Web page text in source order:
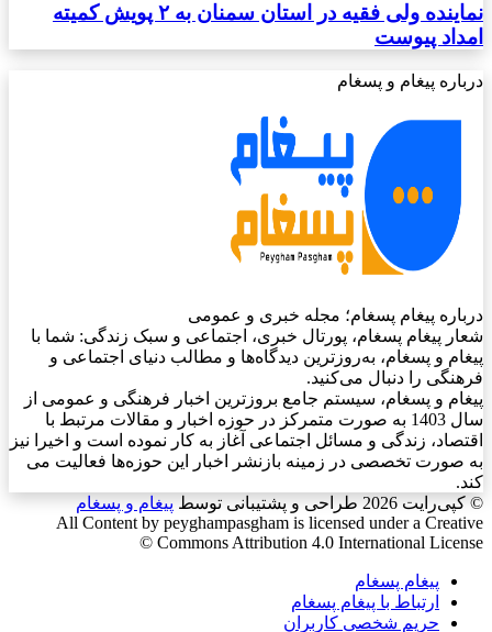
نماینده ولی فقیه در استان سمنان به ۲ پویش کمیته
امداد پیوست
درباره پیغام و پسغام
درباره پیغام پسغام؛ مجله خبری و عمومی
شعار پیغام پسغام، پورتال خبری، اجتماعی و سبک زندگی: شما با
پیغام و پسغام، به‌روزترین دیدگاه‌ها و مطالب دنیای اجتماعی و
فرهنگی را دنبال می‌کنید.
پیغام و پسغام، سیستم جامع بروزترین اخبار فرهنگی و عمومی از
سال 1403 به صورت متمرکز در حوزه اخبار و مقالات مرتبط با
اقتصاد، زندگی و مسائل اجتماعی آغاز به کار نموده است و اخیرا نیز
به صورت تخصصی در زمینه بازنشر اخبار این حوزه‌ها فعالیت می
کند.
© کپی‌رایت 2026
طراحی و پشتیبانی توسط پیغام و پسغام
All Content by peyghampasgham is licensed under a Creative
Commons Attribution 4.0 International License ©️
پیغام پسغام
ارتباط با پیغام پسغام
حریم شخصی کاربران